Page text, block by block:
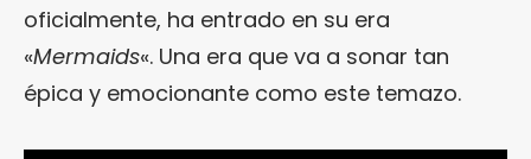
oficialmente, ha entrado en su era
«Mermaids«. Una era que va a sonar tan
épica y emocionante como este temazo.